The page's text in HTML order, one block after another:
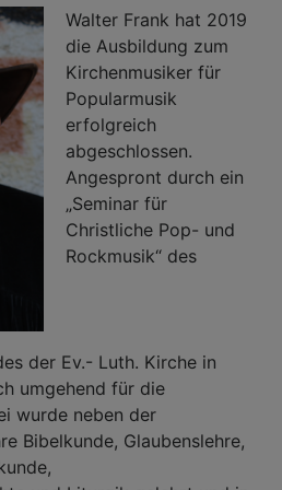
Walter Frank hat 2019
die Ausbildung zum
Kirchenmusiker für
Popularmusik
erfolgreich
abgeschlossen.
Angespront durch ein
„Seminar für
Christliche Pop- und
Rockmusik“ des
der Ev.- Luth. Kirche in
umgehend für die
wurde neben der
Bibelkunde, Glaubenslehre,